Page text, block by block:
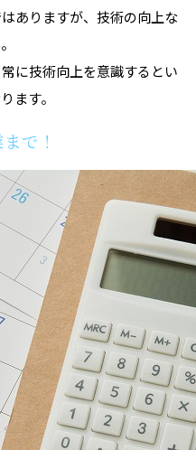
ありますが、技術の向上な
に技術向上を意識するとい
ます。
で！